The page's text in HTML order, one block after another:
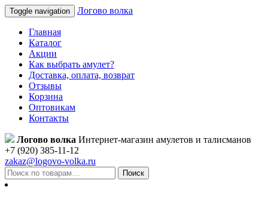
Toggle navigation Логово волка
Главная
Каталог
Акции
Как выбрать амулет?
Доставка, оплата, возврат
Отзывы
Корзина
Оптовикам
Контакты
Логово волка Интернет-магазин амулетов и талисманов
+7 (920) 385-11-12
zakaz@logovo-volka.ru
Поиск